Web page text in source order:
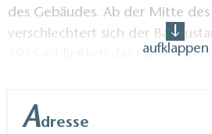
des Gebäudes. Ab der Mitte
verschlechtert sich der
1975 schließlich das Läuten der
Der Gemeindekirchenrat wird
aufklappen
Adresse